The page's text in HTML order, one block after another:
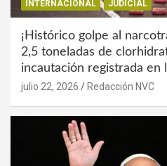
INTERNACIONAL JUDICIAL
¡Histórico golpe al
2,5 toneladas de
incautación registrada en
julio 22, 2026 Redacción NVC